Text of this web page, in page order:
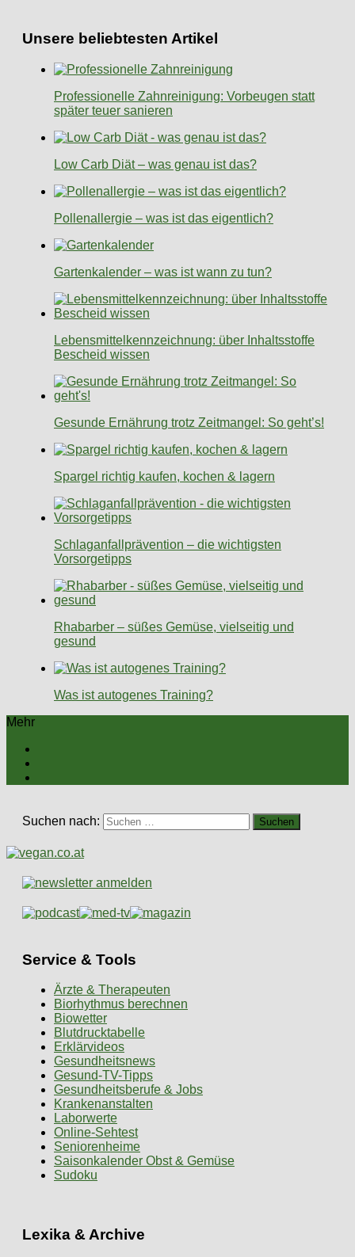
Unsere beliebtesten Artikel
Professionelle Zahnreinigung: Vorbeugen statt
später teuer sanieren
Low Carb Diät – was genau ist das?
Pollenallergie – was ist das eigentlich?
Gartenkalender – was ist wann zu tun?
Lebensmittelkennzeichnung: über Inhaltsstoffe
Bescheid wissen
Gesunde Ernährung trotz Zeitmangel: So geht’s!
Spargel richtig kaufen, kochen & lagern
Schlaganfallprävention – die wichtigsten
Vorsorgetipps
Rhabarber – süßes Gemüse, vielseitig und
gesund
Was ist autogenes Training?
Mehr
Suchen nach:
Service & Tools
Ärzte & Therapeuten
Biorhythmus berechnen
Biowetter
Blutdrucktabelle
Erklärvideos
Gesundheitsnews
Gesund-TV-Tipps
Gesundheitsberufe & Jobs
Krankenanstalten
Laborwerte
Online-Sehtest
Seniorenheime
Saisonkalender Obst & Gemüse
Sudoku
Lexika & Archive